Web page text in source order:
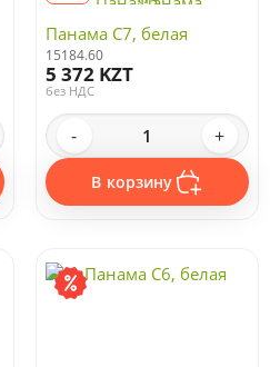
Панама C7, белая
15184.60
5 372 KZT
без НДС
- +
В корзину